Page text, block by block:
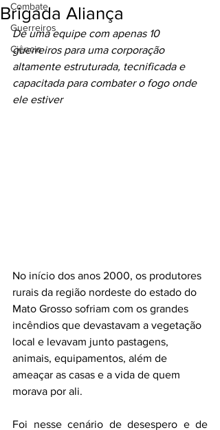
Combate
Guerreiros
Ciência
Brigada Aliança
De uma equipe com apenas 10
guerreiros para uma corporação
altamente estruturada, tecnificada e
capacitada para combater o fogo onde
ele estiver
No início dos anos 2000, os produtores
rurais da região nordeste do estado do
Mato Grosso sofriam com os grandes
incêndios que devastavam a vegetação
local e levavam junto pastagens,
animais, equipamentos, além de
ameaçar as casas e a vida de quem
morava por ali.
Foi nesse cenário de desespero e de